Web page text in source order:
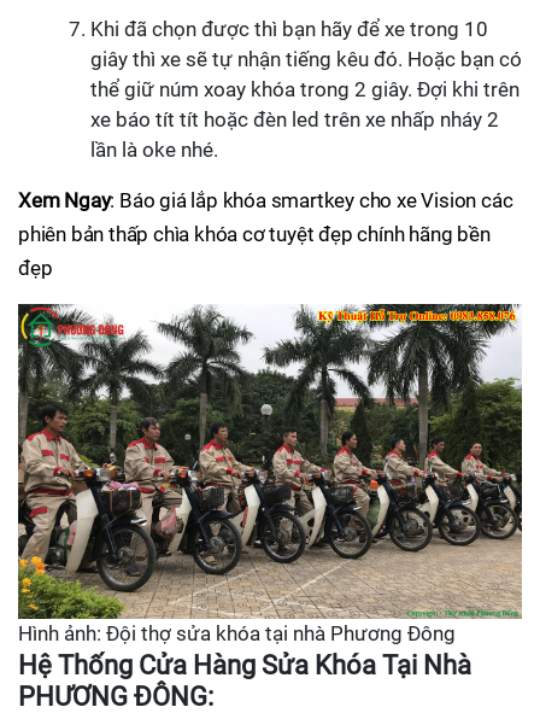
Khi đã chọn được thì bạn hãy để xe trong 10
giây thì xe sẽ tự nhận tiếng kêu đó. Hoặc bạn có
thể giữ núm xoay khóa trong 2 giây. Đợi khi trên
xe báo tít tít hoặc đèn led trên xe nhấp nháy 2
lần là oke nhé.
Xem Ngay: Báo giá lắp khóa smartkey cho xe Vision các
phiên bản thấp chìa khóa cơ tuyệt đẹp chính hãng bền
đẹp
Hình ảnh: Đội thợ sửa khóa tại nhà Phương Đông
Hệ Thống Cửa Hàng Sửa Khóa Tại Nhà
PHƯƠNG ĐÔNG: